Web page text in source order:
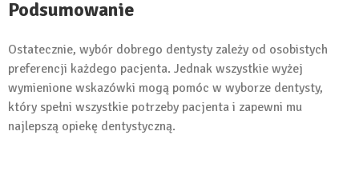
Podsumowanie
Ostatecznie, wybór dobrego dentysty zależy od osobistych
preferencji każdego pacjenta. Jednak wszystkie wyżej
wymienione wskazówki mogą pomóc w wyborze dentysty,
który spełni wszystkie potrzeby pacjenta i zapewni mu
najlepszą opiekę dentystyczną.